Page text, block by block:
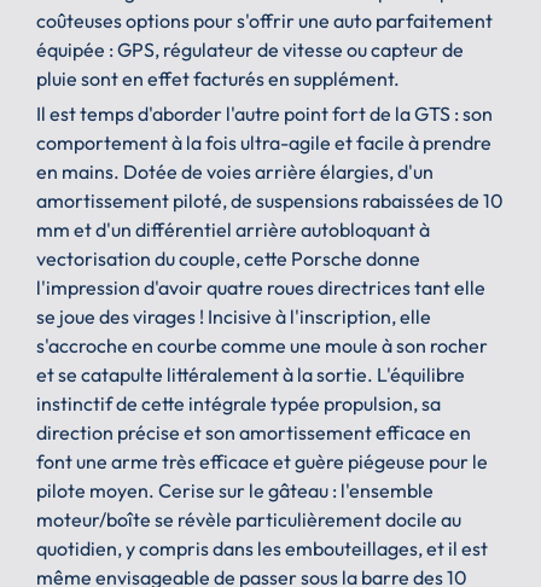
coûteuses options pour s'offrir une auto parfaitement
équipée : GPS, régulateur de vitesse ou capteur de
pluie sont en effet facturés en supplément.
Il est temps d'aborder l'autre point fort de la GTS : son
comportement à la fois ultra-agile et facile à prendre
en mains. Dotée de voies arrière élargies, d'un
amortissement piloté, de suspensions rabaissées de 10
mm et d'un différentiel arrière autobloquant à
vectorisation du couple, cette Porsche donne
l'impression d'avoir quatre roues directrices tant elle
se joue des virages ! Incisive à l'inscription, elle
s'accroche en courbe comme une moule à son rocher
et se catapulte littéralement à la sortie. L'équilibre
instinctif de cette intégrale typée propulsion, sa
direction précise et son amortissement efficace en
font une arme très efficace et guère piégeuse pour le
pilote moyen. Cerise sur le gâteau : l'ensemble
moteur/boîte se révèle particulièrement docile au
quotidien, y compris dans les embouteillages, et il est
même envisageable de passer sous la barre des 10